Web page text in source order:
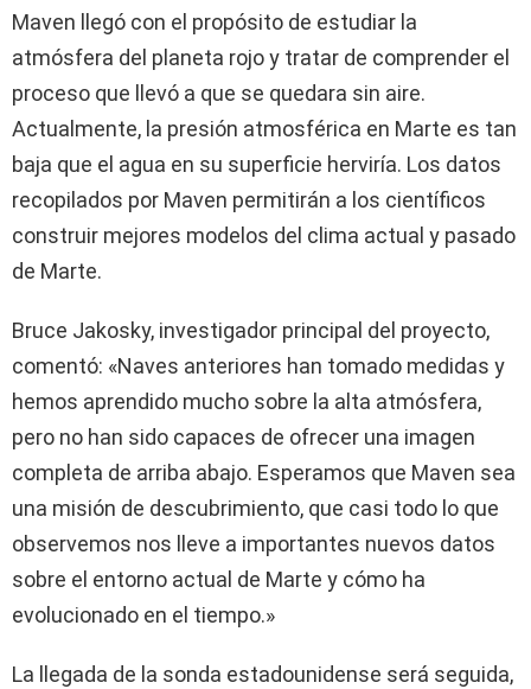
Maven llegó con el propósito de estudiar la
atmósfera del planeta rojo y tratar de comprender el
proceso que llevó a que se quedara sin aire.
Actualmente, la presión atmosférica en Marte es tan
baja que el agua en su superficie herviría. Los datos
recopilados por Maven permitirán a los científicos
construir mejores modelos del clima actual y pasado
de Marte.
Bruce Jakosky, investigador principal del proyecto,
comentó: «Naves anteriores han tomado medidas y
hemos aprendido mucho sobre la alta atmósfera,
pero no han sido capaces de ofrecer una imagen
completa de arriba abajo. Esperamos que Maven sea
una misión de descubrimiento, que casi todo lo que
observemos nos lleve a importantes nuevos datos
sobre el entorno actual de Marte y cómo ha
evolucionado en el tiempo.»
La llegada de la sonda estadounidense será seguida,